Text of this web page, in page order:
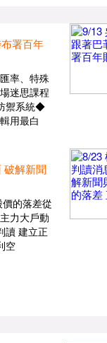
署百年
率、特殊
迷思課程
禦系統◆
用最白
破解新聞
的落差從
力大戶動
讀 建立正
空